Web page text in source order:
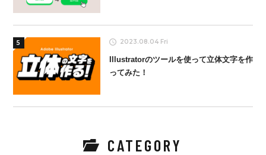
5 2023.08.04 Fri
Illustratorのツールを使って立体文字を作
ってみた！
CATEGORY